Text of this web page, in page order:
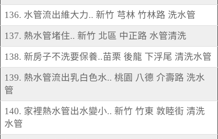
136. 水管流出維大力.. 新竹 芎林 竹林路 洗水管
137. 熱水管堵住.. 新竹 北區 中正路 水管清洗
138. 新房子不洗要保養..苗栗 後龍 下浮尾 清洗水管
139. 熱水管流出乳白色水.. 桃園 八德 介壽路 洗水
管
140. 家裡熱水管出水變小.. 新竹 竹東 敦睦街 清洗
水管